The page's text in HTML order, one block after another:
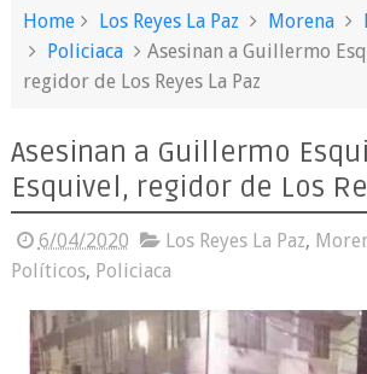
Home Los Reyes La Paz Morena
Policiaca
Asesinan a Guillermo
regidor de Los Reyes La Paz
Asesinan a Guillermo
Esquivel, regidor de Los
6/04/2020 Los Reyes La Paz,
Políticos, Policiaca